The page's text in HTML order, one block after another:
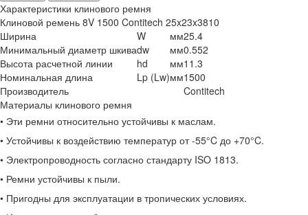
Характеристики клинового ремня
Клиновой ремень 8V 1500 Contitech 25x23x3810
Ширина
W мм25.4
Минимальный диаметр шкиваdw мм0.552
Высота расчетной линии
hd мм11.3
Номинальная длина
Lp (Lw)мм1500
Производитель
Contitech
Материалы клинового ремня
• Эти ремни относительно устойчивы к маслам.
• Устойчивы к воздействию температур от -55°C до +70°C.
• Электропроводность согласно стандарту ISO 1813.
• Ремни устойчивы к пыли.
• Пригодны для эксплуатации в тропических условиях.